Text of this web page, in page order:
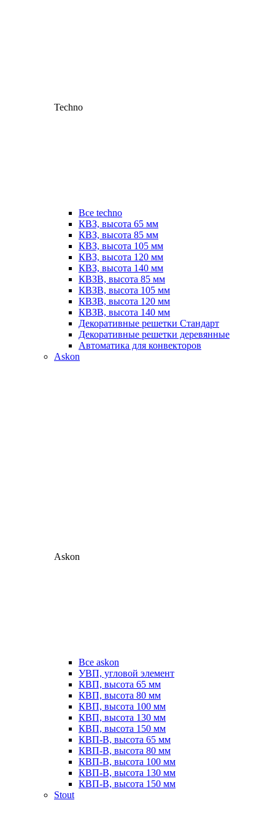
Techno
Все techno
КВЗ, высота 65 мм
КВЗ, высота 85 мм
КВЗ, высота 105 мм
КВЗ, высота 120 мм
КВЗ, высота 140 мм
КВЗВ, высота 85 мм
КВЗВ, высота 105 мм
КВЗВ, высота 120 мм
КВЗВ, высота 140 мм
Декоративные решетки Стандарт
Декоративные решетки деревянные
Автоматика для конвекторов
Askon
Askon
Все askon
УВП, угловой элемент
КВП, высота 65 мм
КВП, высота 80 мм
КВП, высота 100 мм
КВП, высота 130 мм
КВП, высота 150 мм
КВП-В, высота 65 мм
КВП-В, высота 80 мм
КВП-В, высота 100 мм
КВП-В, высота 130 мм
КВП-В, высота 150 мм
Stout